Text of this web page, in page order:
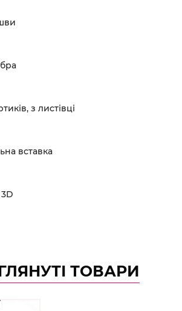
з листівці
вставка
ТОВАРИ